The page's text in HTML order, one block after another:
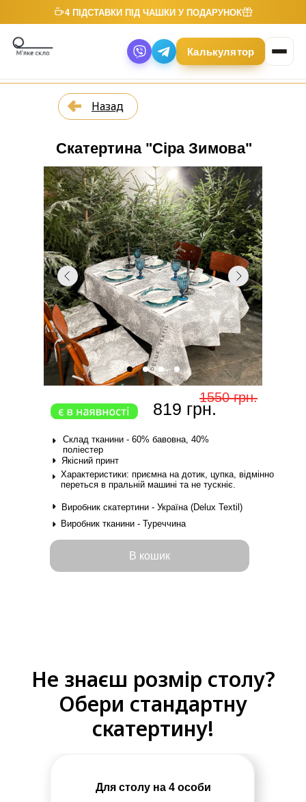
4 ПІДСТАВКИ ПІД ЧАШКИ У ПОДАРУНОК
Калькулятор
Назад
819 грн.
1550 грн.
Склад тканини - 60% бавовна, 40%
поліестер
Якісний принт
Характеристики: приємна на дотик, цупка, відмінно
переться в пральній машині та не тускніє.
Виробник скатертини - Україна (Delux Textil)
Виробник тканини - Туреччина
Скатертина "Сіра Зимова"
В кошик
Не знаєш розмір столу?
Обери стандартну
скатертину!
Для столу на 4 особи